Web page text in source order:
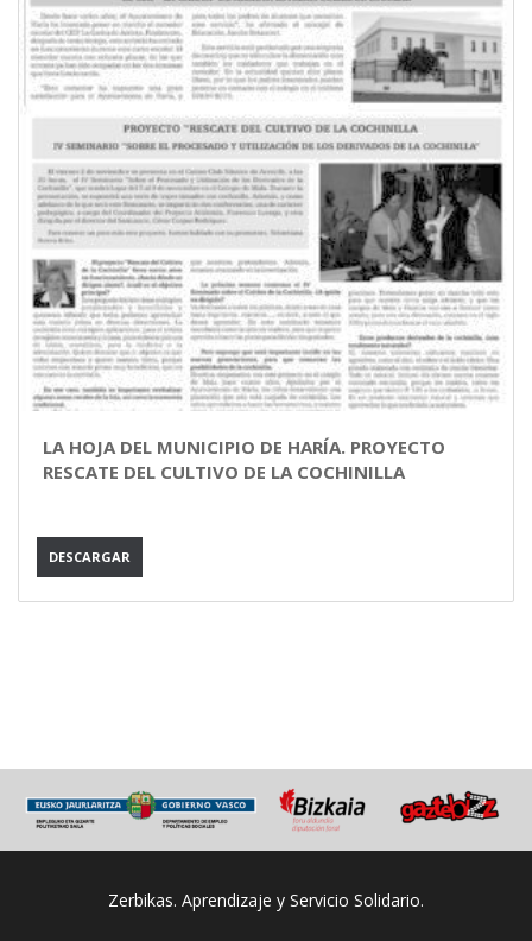
LA HOJA DEL MUNICIPIO DE HARÍA. PROYECTO
RESCATE DEL CULTIVO DE LA COCHINILLA
DESCARGAR
Zerbikas. Aprendizaje y Servicio Solidario.